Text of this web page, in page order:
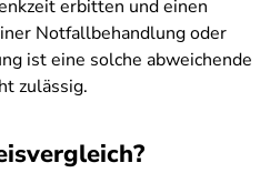
erbitten und einen
Notfallbehandlung oder
ist eine solche abweichende
zulässig.